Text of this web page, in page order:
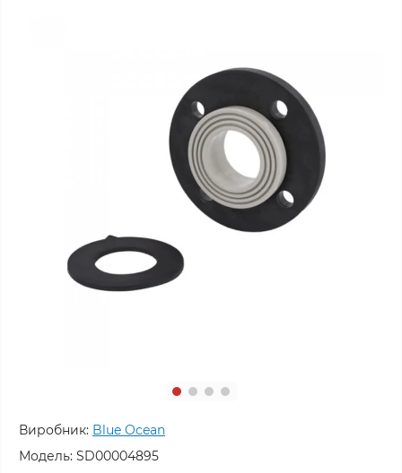
Виробник: Blue Ocean
Модель: SD00004895